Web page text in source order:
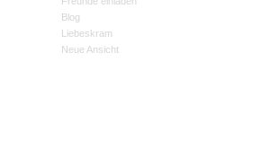
Blog
Liebeskram
Neue Ansicht